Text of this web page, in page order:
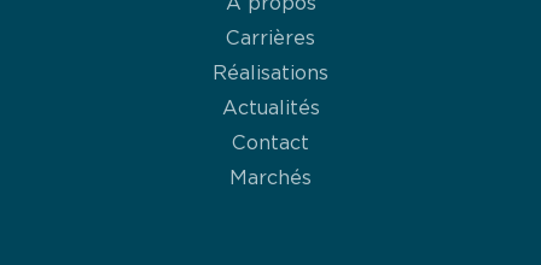
Carrières
Réalisations
Actualités
Contact
Marchés